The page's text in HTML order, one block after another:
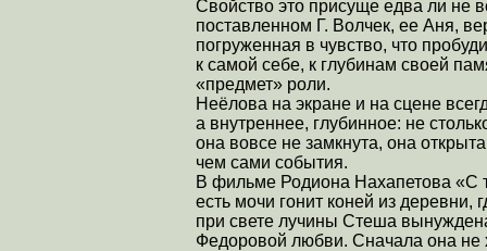
Свойство это присуще едва ли не
поставленном Г. Волчек, ее Аня,
погруженная в чувство, что
к самой себе, к глубинам своей
«предмет» роли.
Неёлова на экране и на сцене
а внутреннее, глубинное: не
она вовсе не замкнута, она
чем сами события.
В фильме Родиона Нахапетова «С
есть мочи гонит коней из деревни,
при свете лучины Стеша
Федоровой любви. Сначала она не